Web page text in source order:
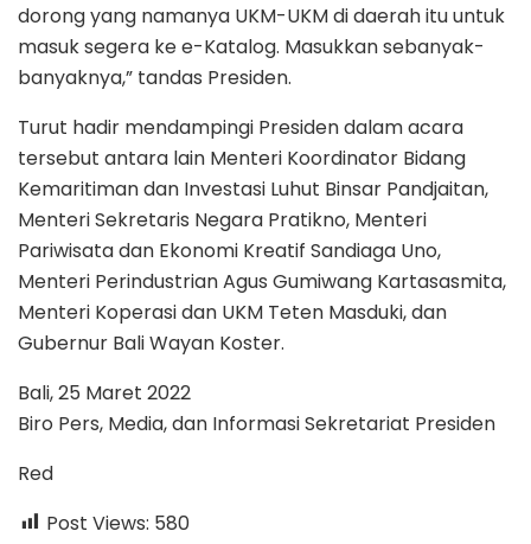
dorong yang namanya UKM-UKM di daerah itu untuk
masuk segera ke e-Katalog. Masukkan sebanyak-
banyaknya,” tandas Presiden.
Turut hadir mendampingi Presiden dalam acara
tersebut antara lain Menteri Koordinator Bidang
Kemaritiman dan Investasi Luhut Binsar Pandjaitan,
Menteri Sekretaris Negara Pratikno, Menteri
Pariwisata dan Ekonomi Kreatif Sandiaga Uno,
Menteri Perindustrian Agus Gumiwang Kartasasmita,
Menteri Koperasi dan UKM Teten Masduki, dan
Gubernur Bali Wayan Koster.
Bali, 25 Maret 2022
Biro Pers, Media, dan Informasi Sekretariat Presiden
Red
Post Views: 580